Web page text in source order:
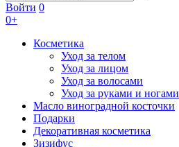
Войти 0
0+
Косметика
Уход за телом
Уход за лицом
Уход за волосами
Уход за руками и ногами
Масло виноградной косточки
Подарки
Декоративная косметика
Зизифус